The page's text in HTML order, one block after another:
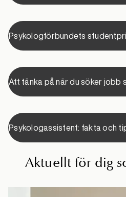
Psykologförbundets
Att tänka på när du söker jobb
Psykologassistent: fakta och
Aktuellt för dig